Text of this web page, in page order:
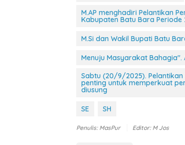
M.AP menghadiri Pelantikan
Kabupaten Batu Bara
M.Si dan Wakil Bupati Batu
Menuju Masyarakat
Sabtu (20/9/2025). Pelantikan
penting untuk memperkuat
diusung
SE SH
Penulis: MasPur Editor: M Jos